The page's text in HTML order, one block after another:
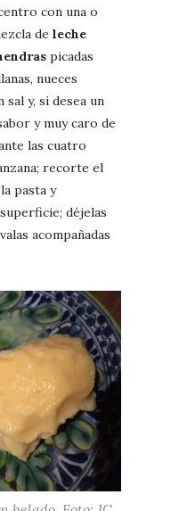
con una o
de leche
picadas
nueces
sal y, si desea un
y muy caro de
las cuatro
recorte el
pasta y
déjelas
acompañadas